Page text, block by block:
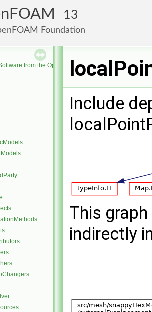
13
Foundation
from the OpenFOAM Foundation
Include
This
indirectly